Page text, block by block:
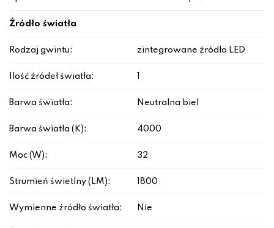
Źródło światła
Rodzaj gwintu: zintegrowane źródło LED
Ilość źródeł światła:
Barwa światła: Neutralna biel
Barwa światła (K): 4000
Moc (W): 32
Strumień świetlny (LM): 1800
Wymienne źródło światła: Nie